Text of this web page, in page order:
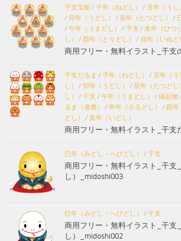
干支宝船 / 子年（ねどし） / 丑年（うし
/ 卯年（うどし） / 辰年（たつどし） /
/ 午年（うまどし） / 干支 / 未年（ひつ
し）
/ 酉年（とりどし） / 戌年（いぬど
商用フリー・無料イラスト_干支
干支だるま / 子年（ねどし） / 丑年（う
し）
/ 卯年（うどし） / 辰年（たつどし
し）
/ 干支 / 午年（うまどし） / 縁起物 /
るま（達磨）
/ 申年（さるどし） / 酉年
どし）
/ 亥年（いどし）
商用フリー・無料イラスト_干支
巳年（みどし・へびどし） / 干支
商用フリー・無料イラスト_干支
し）_midoshi003
巳年（みどし・へびどし） / 干支
商用フリー・無料イラスト_干支
し）_midoshi002